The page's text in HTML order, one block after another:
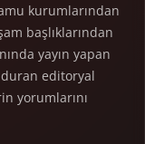
kurumlarından
başlıklarından
yayın yapan
editoryal
yorumlarını